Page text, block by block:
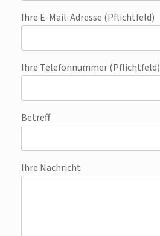
Ihre E-Mail-Adresse (Pflichtfeld)
Ihre Telefonnummer (Pflichtfeld)
Betreff
Ihre Nachricht